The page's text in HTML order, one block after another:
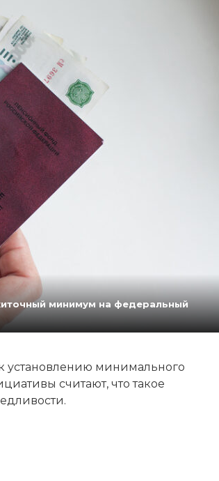
минимум на федеральный
установлению минимального
считают, что такое